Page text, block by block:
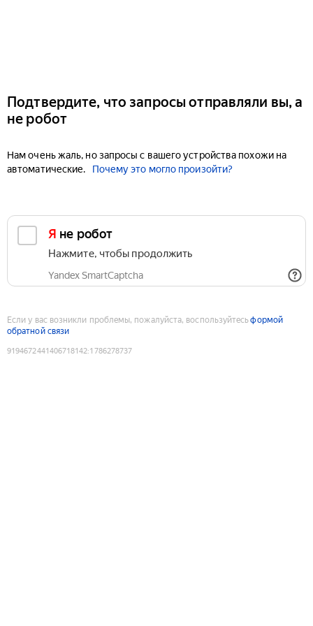
Подтвердите, что запросы отправляли вы, а
не робот
Нам очень жаль, но запросы с вашего устройства похожи на
автоматические.
Почему это могло произойти?
Я не робот
Нажмите, чтобы продолжить
Yandex SmartCaptcha
Если у вас возникли проблемы, пожалуйста, воспользуйтесьформой
обратной связи
9194672441406718142:1786278737